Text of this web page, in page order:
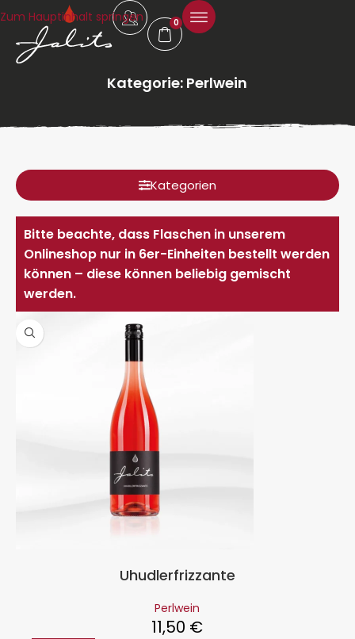
Zum Hauptinhalt springen 0
Kategorie: Perlwein
Kategorien
Bitte beachte, dass Flaschen in unserem
Onlineshop nur in 6er-Einheiten bestellt werden
können – diese können beliebig gemischt
werden.
Uhudlerfrizzante
Perlwein
11,50 €